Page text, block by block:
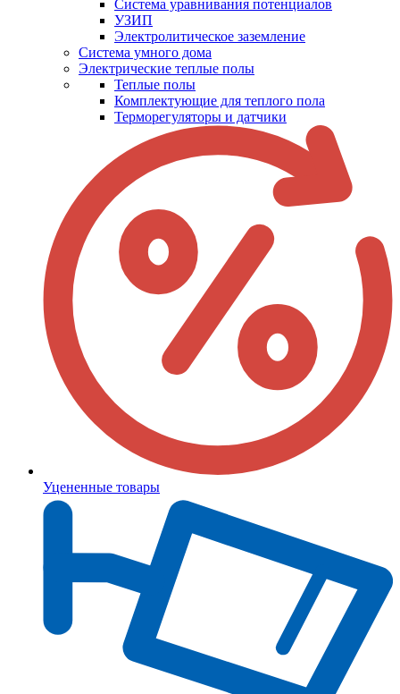
Система уравнивания потенциалов
УЗИП
Электролитическое заземление
Система умного дома
Электрические теплые полы
Теплые полы
Комплектующие для теплого пола
Терморегуляторы и датчики
Уцененные товары